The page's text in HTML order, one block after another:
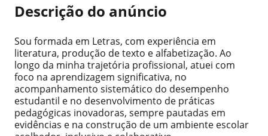
Descrição do anúncio
Sou formada em Letras, com experiência em
literatura, produção de texto e alfabetização. Ao
longo da minha trajetória profissional, atuei com
foco na aprendizagem significativa, no
acompanhamento sistemático do desempenho
estudantil e no desenvolvimento de práticas
pedagógicas inovadoras, sempre pautadas em
evidências e na construção de um ambiente escolar